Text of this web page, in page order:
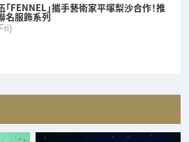
FENNEL」攜手藝術家平塚梨沙合作！推
名服飾系列